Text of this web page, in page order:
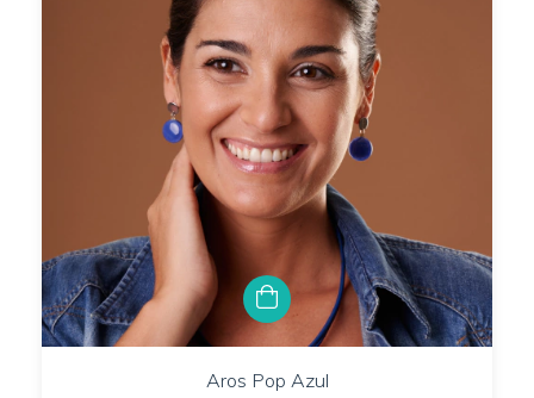
Aros Pop Azul